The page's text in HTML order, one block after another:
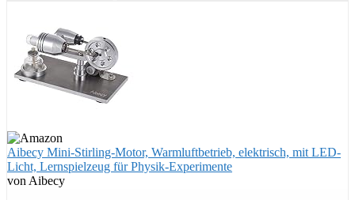
Aibecy Mini-Stirling-Motor, Warmluftbetrieb, elektrisch, mit LED-
Licht, Lernspielzeug für Physik-Experimente
von Aibecy